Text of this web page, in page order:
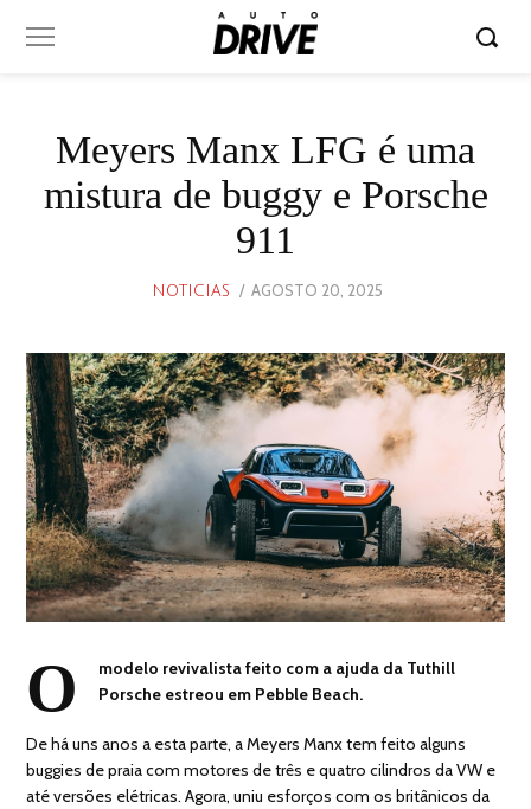
Meyers Manx LFG é uma
mistura de buggy e Porsche
911
NOTICIAS
POSTED
AGOSTO 20, 2025
O
modelo revivalista feito com a ajuda da Tuthill
Porsche estreou em Pebble Beach.
De há uns anos a esta parte, a Meyers Manx tem feito alguns
buggies de praia com motores de três e quatro cilindros da VW e
até versões elétricas. Agora, uniu esforços com os britânicos da